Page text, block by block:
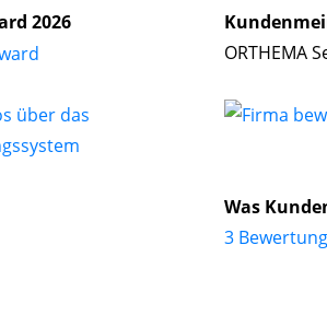
2026
über das
ORTHEMA
Was
3